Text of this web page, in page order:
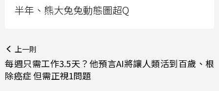
半年、熊大兔兔動態圖超Q
上一則
每週只需工作3.5天？他預言AI將讓人類活到百歲、根
除癌症 但需正視1問題